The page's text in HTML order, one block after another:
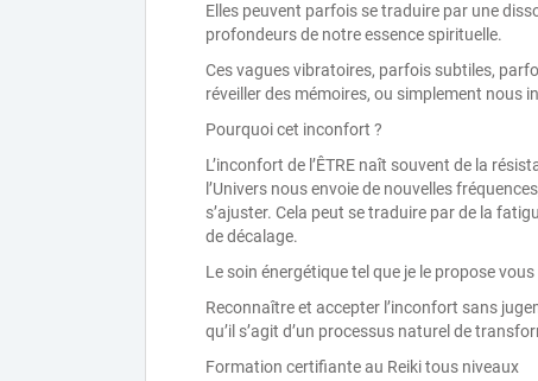
Elles peuvent parfois se traduire par une
profondeurs de notre essence spirituelle.
Ces vagues vibratoires, parfois subtiles,
réveiller des mémoires, ou simplement nous
Pourquoi cet inconfort ?
L’inconfort de l’ÊTRE naît souvent de la
l’Univers nous envoie de nouvelles
s’ajuster. Cela peut se traduire par de la
de décalage.
Le soin énergétique tel que je le propose
Reconnaître et accepter l’inconfort sans
qu’il s’agit d’un processus naturel de
Formation certifiante au Reiki tous niveaux